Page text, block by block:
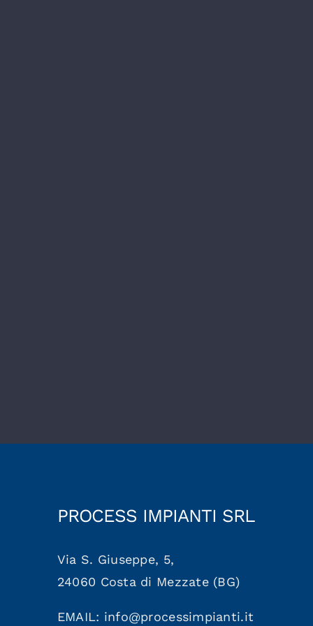
PROCESS IMPIANTI SRL
Via S. Giuseppe, 5,
24060 Costa di Mezzate (BG)
EMAIL: info@processimpianti.it